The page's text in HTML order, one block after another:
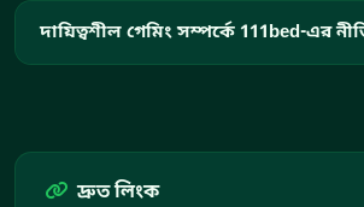
দায়িত্বশীল গেমিং সম্পর্কে 111bed-এর
দ্রুত লিংক